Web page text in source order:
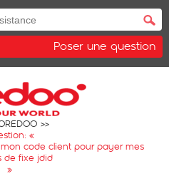
Poser une question
«
code client pour payer mes
de fixe jdid
»